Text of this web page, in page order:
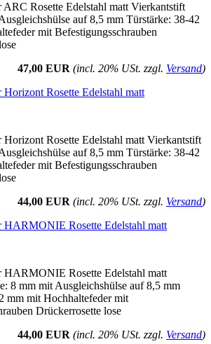
Rosette Edelstahl matt Vierkantstift
auf 8,5 mm Türstärke: 38-42
mit Befestigungsschrauben
47,00 EUR (incl. 20% USt. zzgl. Versand)
Rosette Edelstahl matt
Rosette Edelstahl matt Vierkantstift
auf 8,5 mm Türstärke: 38-42
mit Befestigungsschrauben
44,00 EUR (incl. 20% USt. zzgl. Versand)
HARMONIE Rosette Edelstahl matt
HARMONIE Rosette Edelstahl matt
8 mm mit Ausgleichshülse auf 8,5 mm
mm mit Hochhaltefeder mit
Drückerrosette lose
44,00 EUR (incl. 20% USt. zzgl. Versand)